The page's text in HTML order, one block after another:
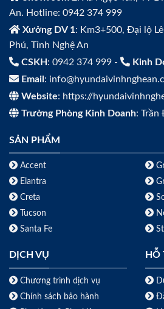
An. Hotline: 0942 374 999
Xưởng DV 1: Km3+500, Đại lộ
Phú, Tỉnh Nghệ An
CSKH : 0942 374 999 - Kinh
Email :
Website: https://
Trưởng Phòng Kinh Doanh: Trần
SẢN PHẨM
Accent
Elantra
Creta
Tucson
Santa Fe
DỊCH VỤ
Chương trình dịch vụ
Chính sách bảo hành
HỖ